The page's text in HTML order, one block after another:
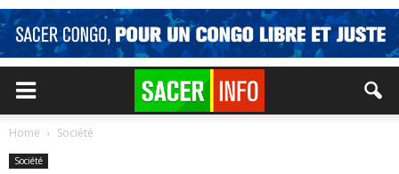
Home Société
Société